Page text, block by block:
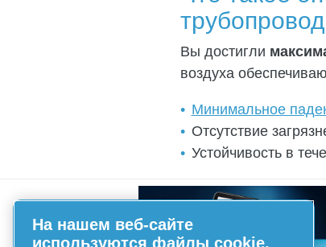
Вы достигли
воздуха
Минимальное
Отсутствие
Устойчивость в
На нашем веб-сайте
используются файлы cookie.